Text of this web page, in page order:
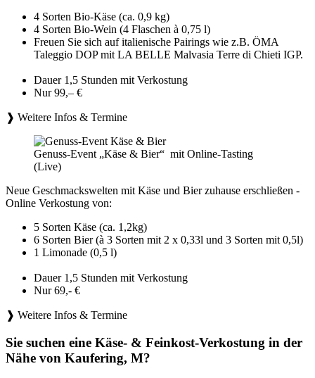
4 Sorten Bio-Käse (ca. 0,9 kg)
4 Sorten Bio-Wein (4 Flaschen à 0,75 l)
Freuen Sie sich auf italienische Pairings wie z.B. ÖMA
Taleggio DOP mit LA BELLE Malvasia Terre di Chieti IGP.
Dauer 1,5 Stunden mit Verkostung
Nur 99,– €
❱ Weitere Infos & Termine
Genuss-Event „Käse & Bier“ mit Online-Tasting
(Live)
Neue Geschmackswelten mit Käse und Bier zuhause erschließen -
Online Verkostung von:
5 Sorten Käse (ca. 1,2kg)
6 Sorten Bier (à 3 Sorten mit 2 x 0,33l und 3 Sorten mit 0,5l)
1 Limonade (0,5 l)
Dauer 1,5 Stunden mit Verkostung
Nur 69,- €
❱ Weitere Infos & Termine
Sie suchen eine Käse- & Feinkost-Verkostung in der
Nähe von Kaufering, M?